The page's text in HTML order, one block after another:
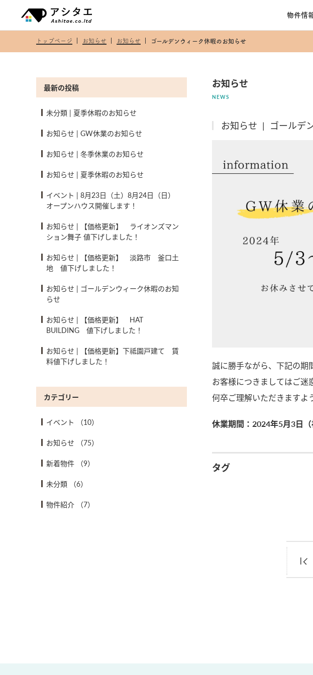
物件情
トップページ お知らせ お知らせ ゴールデンウィーク休暇のお知らせ
最新の投稿
未分類 | 夏季休暇のお知らせ
お知らせ | GW休業のお知らせ
お知らせ | 冬季休業のお知らせ
お知らせ | 夏季休暇のお知らせ
イベント | 8月23日（土）8月24日（日）
オープンハウス開催します！
お知らせ | 【価格更新】 ライオンズマン
ション舞子 値下げしました！
お知らせ | 【価格更新】 淡路市 釜口土
地 値下げしました！
お知らせ | ゴールデンウィーク休暇のお知
らせ
お知らせ | 【価格更新】 HAT
BUILDING 値下げしました！
お知らせ | 【価格更新】下祗園戸建て 賃
料値下げしました！
カテゴリー
イベント （10）
お知らせ （75）
新着物件 （9）
未分類 （6）
物件紹介 （7）
お知らせ
NEWS
お知らせ | ゴールデ
誠に勝手ながら、下記の期
お客様につきましてはご迷
何卒ご理解いただきますよ
休業期間：2024年5月3日
タグ